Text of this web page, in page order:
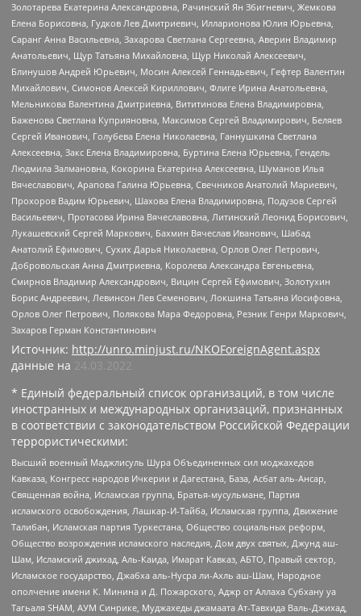
Золотарева Екатерина Александровна, Рачинский Ян Збигневич, Жемкова
Елена Борисовна, Гудков Лев Дмитриевич, Илларионова Юлия Юрьевна,
Саранг Анна Васильевна, Захарова Светлана Сергеевна, Аверин Владимир
Анатольевич, Щур Татьяна Михайловна, Щур Николай Алексеевич,
Блинушов Андрей Юрьевич, Мосин Алексей Геннадьевич, Гефтер Валентин
Михайлович, Симонов Алексей Кириллович, Флиге Ирина Анатольевна,
Мельникова Валентина Дмитриевна, Вититинова Елена Владимировна,
Баженова Светлана Куприяновна, Максимов Сергей Владимирович, Беляев
Сергей Иванович, Голубева Елена Николаевна, Ганнушкина Светлана
Алексеевна, Закс Елена Владимировна, Буртина Елена Юрьевна, Гендель
Людмила Залмановна, Кокорина Екатерина Алексеевна, Шуманов Илья
Вячеславович, Арапова Галина Юрьевна, Свечников Анатолий Мариевич,
Прохоров Вадим Юрьевич, Шахова Елена Владимировна, Подузов Сергей
Васильевич, Протасова Ирина Вячеславовна, Литинский Леонид Борисович,
Лукашевский Сергей Маркович, Бахмин Вячеслав Иванович, Шабад
Анатолий Ефимович, Сухих Дарья Николаевна, Орлов Олег Петрович,
Добровольская Анна Дмитриевна, Королева Александра Евгеньевна,
Смирнов Владимир Александрович, Вицин Сергей Ефимович, Золотухин
Борис Андреевич, Левинсон Лев Семенович, Локшина Татьяна Иосифовна,
Орлов Олег Петрович, Полякова Мара Федоровна, Резник Генри Маркович,
Захаров Герман Константинович
Источник: http://unro.minjust.ru/NKOForeignAgent.aspx
данные на 24.03.2022
* Единый федеральный список организаций, в том числе
иностранных и международных организаций, признанных
в соответствии с законодательством Российской Федерации
террористическими:
Высший военный Маджлисуль Шура Объединенных сил моджахедов
Кавказа, Конгресс народов Ичкерии и Дагестана, База, Асбат аль-Ансар,
Священная война, Исламская группа, Братья-мусульмане, Партия
исламского освобождения, Лашкар-И-Тайба, Исламская группа, Движение
Талибан, Исламская партия Туркестана, Общество социальных реформ,
Общество возрождения исламского наследия, Дом двух святых, Джунд аш-
Шам, Исламский джихад, Аль-Каида, Имарат Кавказ, АБТО, Правый сектор,
Исламское государство, Джабха аль-Нусра ли-Ахль аш-Шам, Народное
ополчение имени К. Минина и Д. Пожарского, Аджр от Аллаха Субхану уа
Тагьаля SHAM, АУМ Синрике, Муджахеды джамаата Ат-Тавхида Валь-Джихад,